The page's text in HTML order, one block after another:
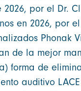
2026, por el Dr.
en 2026, por
Phonak
de la mejor
forma de
auditivo